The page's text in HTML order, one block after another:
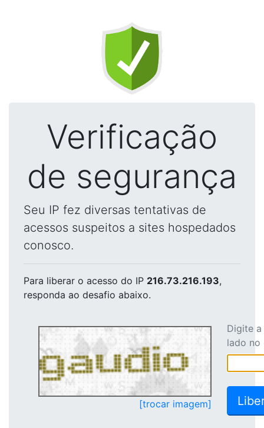
Verificação
de segurança
Seu IP fez diversas tentativas de
acessos suspeitos a sites hospedados
conosco.
Para liberar o acesso do IP 216.73.216.193,
responda ao desafio abaixo.
[trocar imagem]
Digite
lado no